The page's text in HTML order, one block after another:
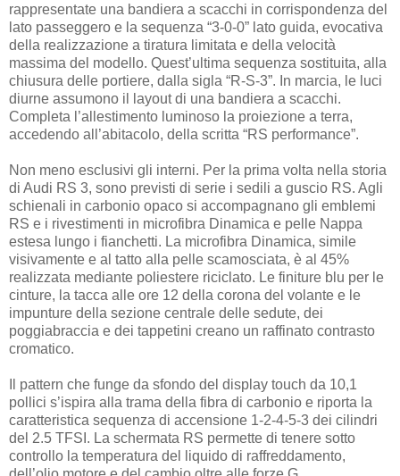
rappresentate una bandiera a scacchi in corrispondenza del
lato passeggero e la sequenza “3-0-0” lato guida, evocativa
della realizzazione a tiratura limitata e della velocità
massima del modello. Quest’ultima sequenza sostituita, alla
chiusura delle portiere, dalla sigla “R-S-3”. In marcia, le luci
diurne assumono il layout di una bandiera a scacchi.
Completa l’allestimento luminoso la proiezione a terra,
accedendo all’abitacolo, della scritta “RS performance”.
Non meno esclusivi gli interni. Per la prima volta nella storia
di Audi RS 3, sono previsti di serie i sedili a guscio RS. Agli
schienali in carbonio opaco si accompagnano gli emblemi
RS e i rivestimenti in microfibra Dinamica e pelle Nappa
estesa lungo i fianchetti. La microfibra Dinamica, simile
visivamente e al tatto alla pelle scamosciata, è al 45%
realizzata mediante poliestere riciclato. Le finiture blu per le
cinture, la tacca alle ore 12 della corona del volante e le
impunture della sezione centrale delle sedute, dei
poggiabraccia e dei tappetini creano un raffinato contrasto
cromatico.
Il pattern che funge da sfondo del display touch da 10,1
pollici s’ispira alla trama della fibra di carbonio e riporta la
caratteristica sequenza di accensione 1-2-4-5-3 dei cilindri
del 2.5 TFSI. La schermata RS permette di tenere sotto
controllo la temperatura del liquido di raffreddamento,